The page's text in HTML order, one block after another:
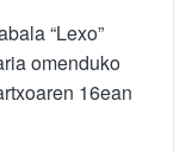
“Lexo”
omenduko
16ean